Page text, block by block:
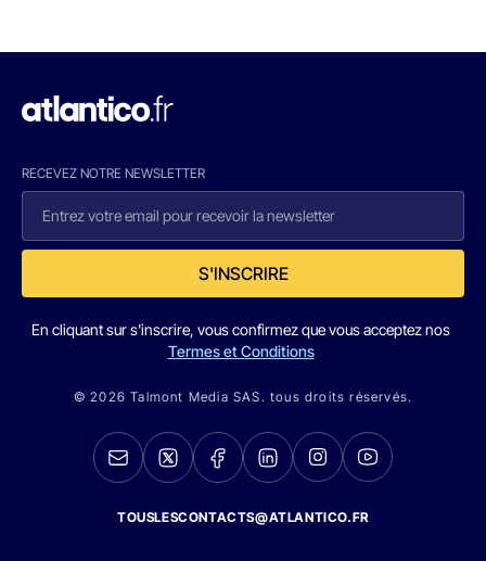
RECEVEZ NOTRE NEWSLETTER
S'INSCRIRE
En cliquant sur s'inscrire, vous confirmez que vous acceptez nos
Termes et Conditions
© 2026 Talmont Media SAS. tous droits réservés.
TOUSLESCONTACTS@ATLANTICO.FR